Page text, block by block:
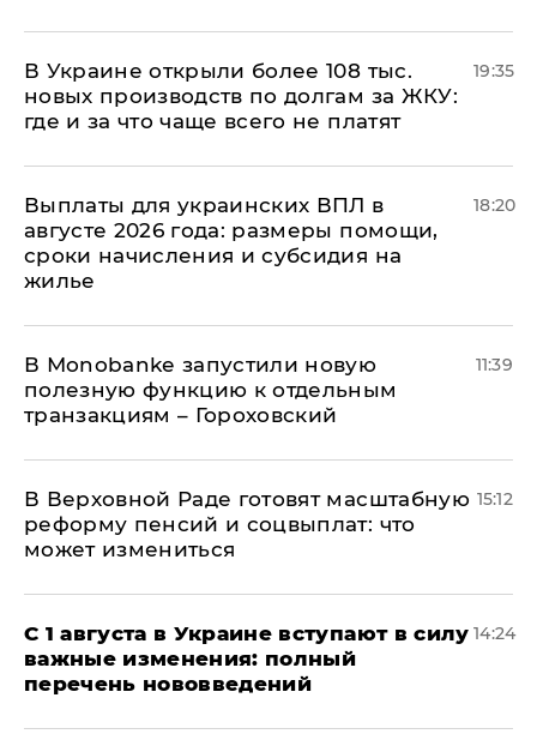
В Украине открыли более 108 тыс.
новых производств по долгам за ЖКУ:
где и за что чаще всего не платят
19:35
Выплаты для украинских ВПЛ в
августе 2026 года: размеры помощи,
сроки начисления и субсидия на
жилье
18:20
В Мonobankе запустили новую
полезную функцию к отдельным
транзакциям – Гороховский
11:39
В Верховной Раде готовят масштабную
реформу пенсий и соцвыплат: что
может измениться
15:12
С 1 августа в Украине вступают в силу
важные изменения: полный
перечень нововведений
14:24